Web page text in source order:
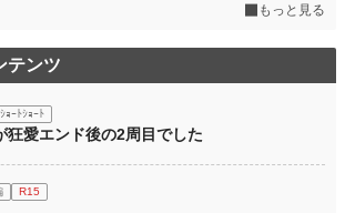
もっと見る
テンツ
ｼｮｰﾄｼｮｰﾄ
狂愛エンド後の2周目でした
R15